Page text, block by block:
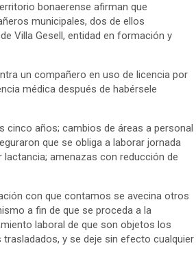
bonaerense afirman que
municipales, dos de ellos
Villa Gesell, entidad en formación y
un compañero en uso de licencia por
médica después de habérsele
cinco años; cambios de áreas a personal
que se obliga a laborar jornada
amenazas con reducción de
con que contamos se avecina otros
a fin de que se proceda a la
laboral de que son objetos los
y se deje sin efecto cualquier